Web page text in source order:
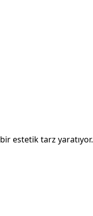
estetik tarz yaratıyor.